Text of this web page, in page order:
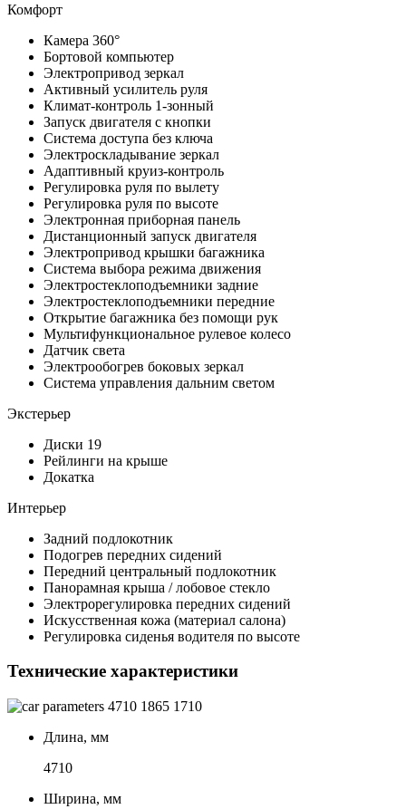
Комфорт
Камера 360°
Бортовой компьютер
Электропривод зеркал
Активный усилитель руля
Климат-контроль 1-зонный
Запуск двигателя с кнопки
Система доступа без ключа
Электроскладывание зеркал
Адаптивный круиз-контроль
Регулировка руля по вылету
Регулировка руля по высоте
Электронная приборная панель
Дистанционный запуск двигателя
Электропривод крышки багажника
Система выбора режима движения
Электростеклоподъемники задние
Электростеклоподъемники передние
Открытие багажника без помощи рук
Мультифункциональное рулевое колесо
Датчик света
Электрообогрев боковых зеркал
Система управления дальним светом
Экстерьер
Диски 19
Рейлинги на крыше
Докатка
Интерьер
Задний подлокотник
Подогрев передних сидений
Передний центральный подлокотник
Панорамная крыша / лобовое стекло
Электрорегулировка передних сидений
Искусственная кожа (материал салона)
Регулировка сиденья водителя по высоте
Технические характеристики
4710 1865 1710
Длина, мм
4710
Ширина, мм